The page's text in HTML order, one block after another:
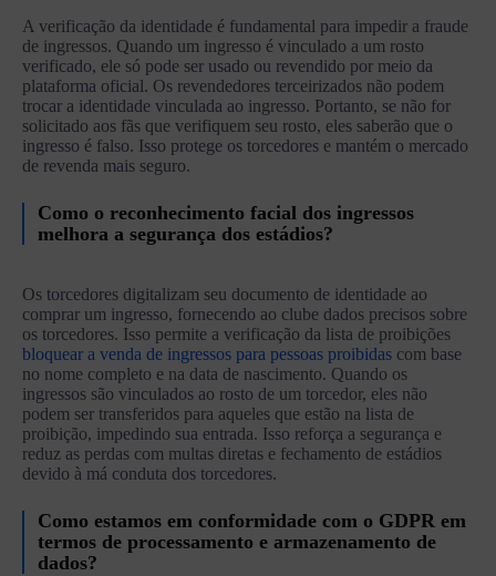
A verificação da identidade é fundamental para impedir a fraude
de ingressos. Quando um ingresso é vinculado a um rosto
verificado, ele só pode ser usado ou revendido por meio da
plataforma oficial. Os revendedores terceirizados não podem
trocar a identidade vinculada ao ingresso. Portanto, se não for
solicitado aos fãs que verifiquem seu rosto, eles saberão que o
ingresso é falso. Isso protege os torcedores e mantém o mercado
de revenda mais seguro.
Como o reconhecimento facial dos ingressos
melhora a segurança dos estádios?
Os torcedores digitalizam seu documento de identidade ao
comprar um ingresso, fornecendo ao clube dados precisos sobre
os torcedores. Isso permite a verificação da lista de proibições
bloquear a venda de ingressos para pessoas proibidas com base
no nome completo e na data de nascimento. Quando os
ingressos são vinculados ao rosto de um torcedor, eles não
podem ser transferidos para aqueles que estão na lista de
proibição, impedindo sua entrada. Isso reforça a segurança e
reduz as perdas com multas diretas e fechamento de estádios
devido à má conduta dos torcedores.
Como estamos em conformidade com o GDPR em
termos de processamento e armazenamento de
dados?